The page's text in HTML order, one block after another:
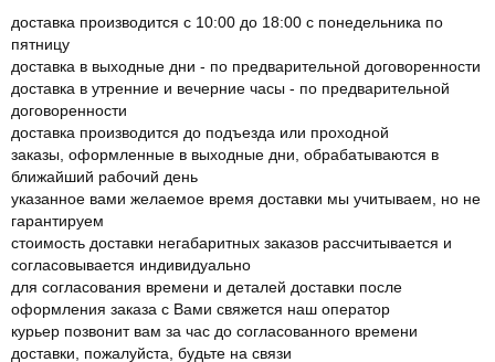
доставка производится с 10:00 до 18:00 с понедельника по
пятницу
доставка в выходные дни - по предварительной договоренности
доставка в утренние и вечерние часы - по предварительной
договоренности
доставка производится до подъезда или проходной
заказы, оформленные в выходные дни, обрабатываются в
ближайший рабочий день
указанное вами желаемое время доставки мы учитываем, но не
гарантируем
стоимость доставки негабаритных заказов рассчитывается и
согласовывается индивидуально
для согласования времени и деталей доставки после
оформления заказа с Вами свяжется наш оператор
курьер позвонит вам за час до согласованного времени
доставки, пожалуйста, будьте на связи